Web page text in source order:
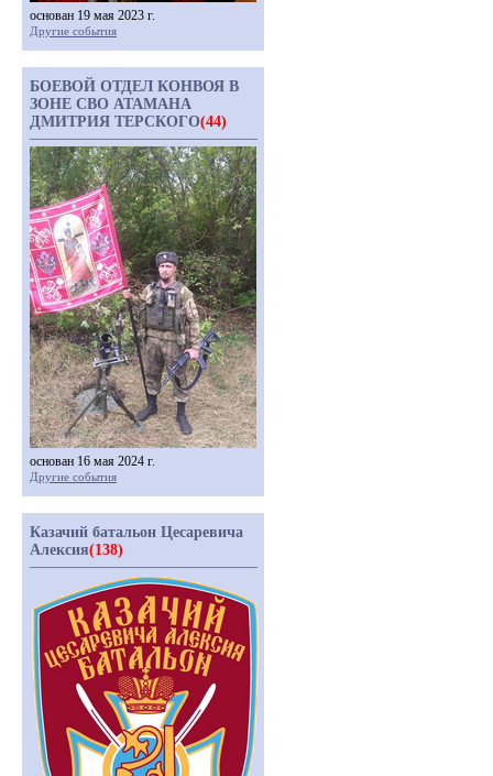
основан 19 мая 2023 г.
Другие события
БОЕВОЙ ОТДЕЛ КОНВОЯ В
ЗОНЕ СВО АТАМАНА
ДМИТРИЯ ТЕРСКОГО(44)
основан 16 мая 2024 г.
Другие события
Казачий батальон Цесаревича
Алексия(138)